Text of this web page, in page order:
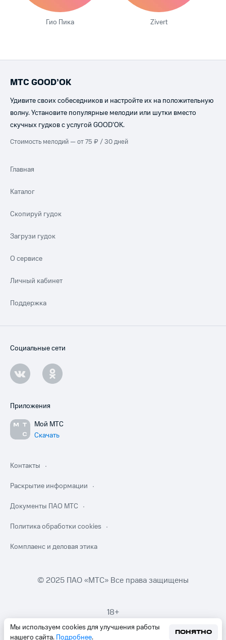
Гио Пика Zivert
Мы используем cookies для улучшения работы
нашего сайта. Подробнее.
ПОНЯТНО
МТС GOOD’OK
Удивите своих собеседников и настройте их на положительную
волну. Установите популярные мелодии или шутки вместо
скучных гудков с услугой GOOD’OK.
Стоимость мелодий — от 75 ₽ / 30 дней
Главная
Каталог
Скопируй гудок
Загрузи гудок
О сервисе
Личный кабинет
Поддержка
Социальные сети
Приложения
Мой МТС
Скачать
Контакты
Раскрытие информации
Документы ПАО МТС
Политика обработки cookies
Комплаенс и деловая этика
© 2025 ПАО «МТС» Все права защищены
18+